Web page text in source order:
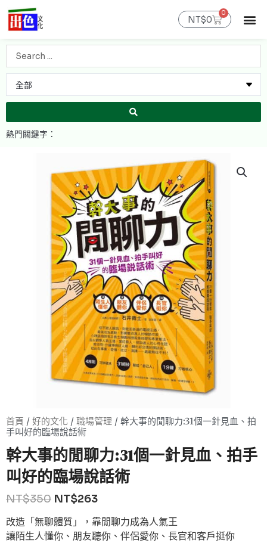
要
容
NT$0
0
購
物
Search
首頁 / 好的文化 / 職場管理 / 幹大事的閒聊力:31個一針見血、拍
手叫好的臨場說話術
幹大事的閒聊力:31個一針見血、拍手
叫好的臨場說話術
NT$350 NT$263
改造「無聊體質」，靠閒聊力成為人氣王
讓陌生人懂你、朋友聽你、伴侶愛你、長官和客戶挺你